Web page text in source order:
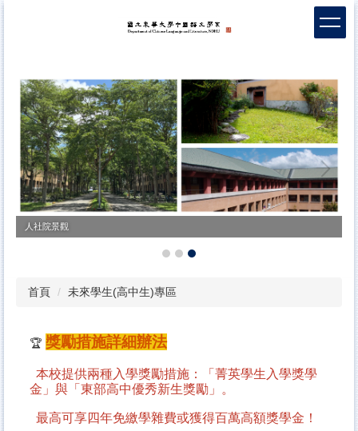
人社院景觀
首頁 未來學生(高中生)專區
🏆 獎勵措施詳細辦法
本校提供兩種入學獎勵措施：「菁英學生入學獎學
金」與「東部高中優秀新生獎勵」。
最高可享四年免繳學雜費或獲得百萬高額獎學金！